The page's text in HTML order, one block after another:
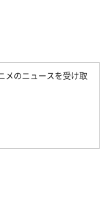
メのニュースを受け取